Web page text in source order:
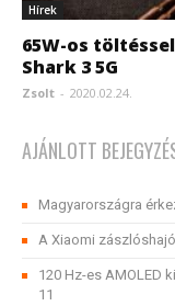
Hírek
65W-os
Shark 3 5G
Zsolt - 2020.02.24.
AJÁNLOTT
Magyarországra
A Xiaomi
120 Hz-es AMOLED
11